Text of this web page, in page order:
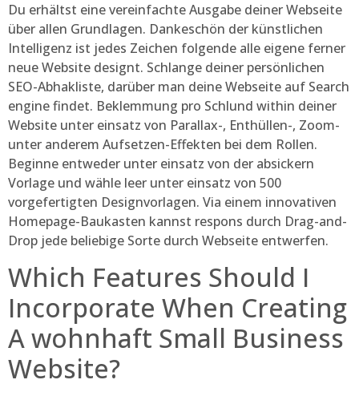
Du erhältst eine vereinfachte Ausgabe deiner Webseite
über allen Grundlagen. Dankeschön der künstlichen
Intelligenz ist jedes Zeichen folgende alle eigene ferner
neue Website designt. Schlange deiner persönlichen
SEO-Abhakliste, darüber man deine Webseite auf Search
engine findet. Beklemmung pro Schlund within deiner
Website unter einsatz von Parallax-, Enthüllen-, Zoom-
unter anderem Aufsetzen-Effekten bei dem Rollen.
Beginne entweder unter einsatz von der absickern
Vorlage und wähle leer unter einsatz von 500
vorgefertigten Designvorlagen. Via einem innovativen
Homepage-Baukasten kannst respons durch Drag-and-
Drop jede beliebige Sorte durch Webseite entwerfen.
Which Features Should I
Incorporate When Creating
A wohnhaft Small Business
Website?